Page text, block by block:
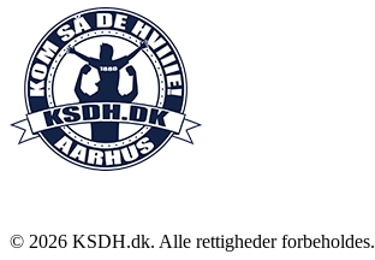
© 2026 KSDH.dk. Alle rettigheder forbeholdes.